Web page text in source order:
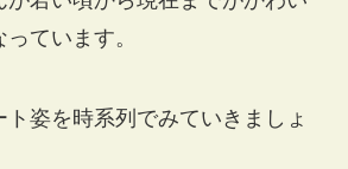
ています。
姿を時系列でみていきましょ